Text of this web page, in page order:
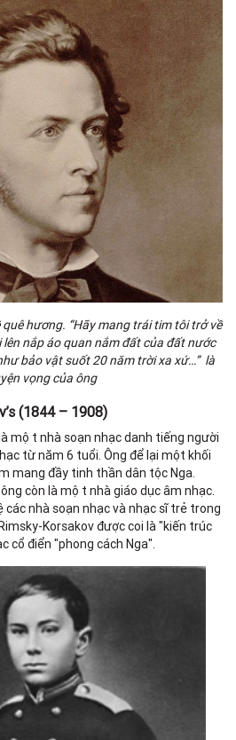
hương. “Hãy mang trái tim tôi trở về
nắp áo quan nắm đất của đất nước
bảo vật suốt 20 năm trời xa xứ…” là
vọng của ông
(1844 – 1908)
một nhà soạn nhạc danh tiếng người
từ năm 6 tuổi. Ông để lại một khối
mang đầy tinh thần dân tộc Nga.
còn là một nhà giáo dục âm nhạc.
nhà soạn nhạc và nhạc sĩ trẻ trong
Korsakov được coi là "kiến trúc
cổ điển "phong cách Nga".